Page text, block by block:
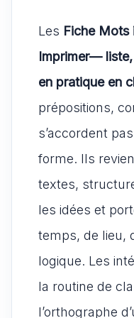
Les Fiche Mots
Imprimer—
en pratique en
prépositions,
s’accordent
forme. Ils
textes,
les idées et
temps, de lieu,
logique. Les
la routine de
l’orthographe